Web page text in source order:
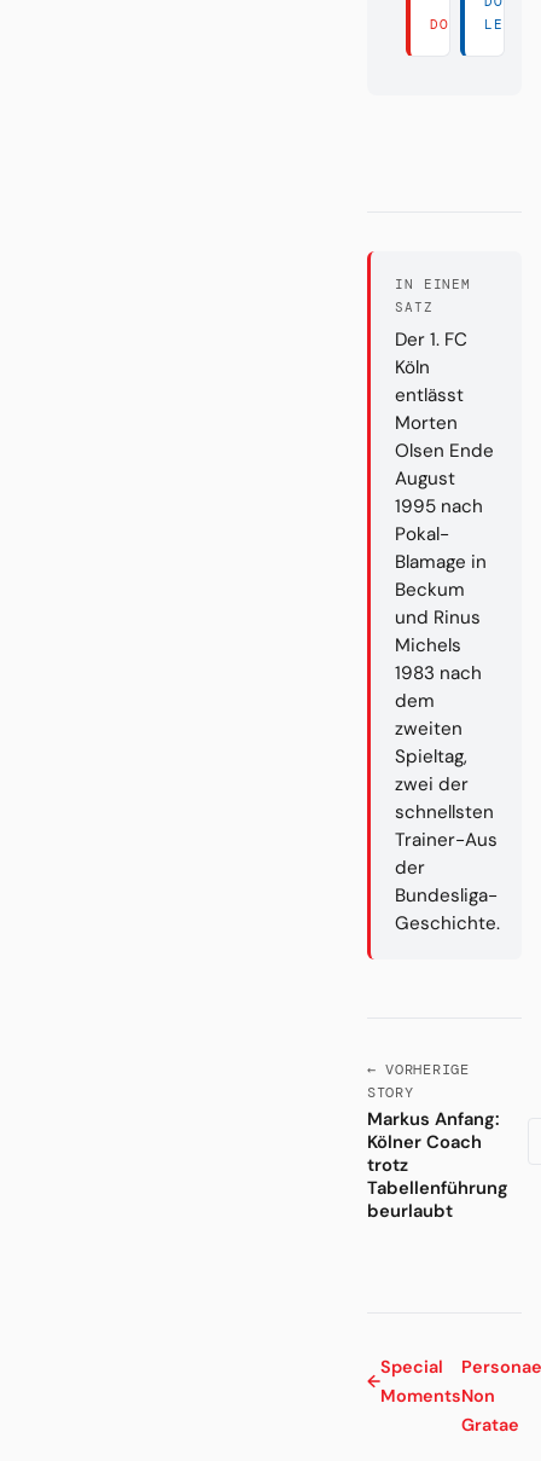
DORT LESEN
LESEN
IN EINEM
SATZ
Der 1. FC
Köln
entlässt
Morten
Olsen Ende
August
1995 nach
Pokal-
Blamage in
Beckum
und Rinus
Michels
1983 nach
dem
zweiten
Spieltag,
zwei der
schnellsten
Trainer-Aus
der
Bundesliga-
Geschichte.
← VORHERIGE
STORY
Markus Anfang:
Kölner Coach
trotz
Tabellenführung
beurlaubt
←
Special
Moments
Personae
Non
Gratae